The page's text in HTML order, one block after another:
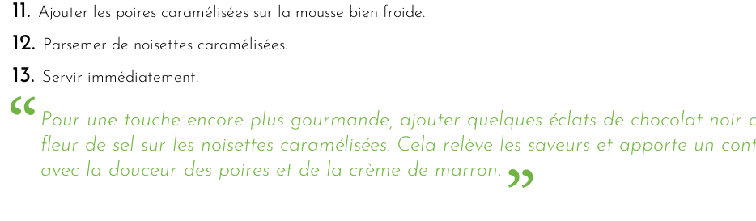
11. Ajouter les poires caramélisées sur la mousse bien froide.
12. Parsemer de noisettes caramélisées.
13. Servir immédiatement.
Pour une touche encore plus gourmande, ajouter quelques éclats de chocolat noir
fleur de sel sur les noisettes caramélisées. Cela relève les saveurs et apporte un
avec la douceur des poires et de la crème de marron.